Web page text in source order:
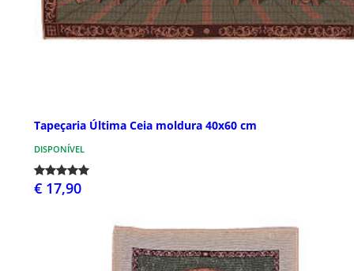
Tapeçaria Última Ceia moldura 40x60 cm
DISPONÍVEL
€ 17,90